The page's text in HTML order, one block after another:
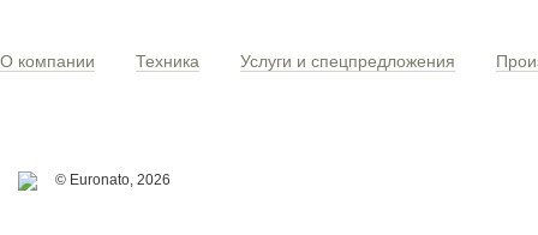
О компании Техника Услуги и спецпредложения
© Euronato, 2026